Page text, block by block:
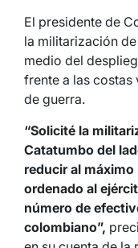
El presidente de
la militarización
medio del
frente a las costas
de guerra.
“Solicité la
Catatumbo del
reducir al máximo
ordenado al
número de
colombiano”,